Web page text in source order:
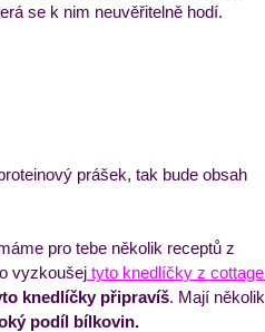
se k nim neuvěřitelně hodí.
prášek, tak bude obsah
pro tebe několik receptů z
vyzkoušej tyto knedlíčky z cottage
knedlíčky připravíš. Mají několik
podíl bílkovin.